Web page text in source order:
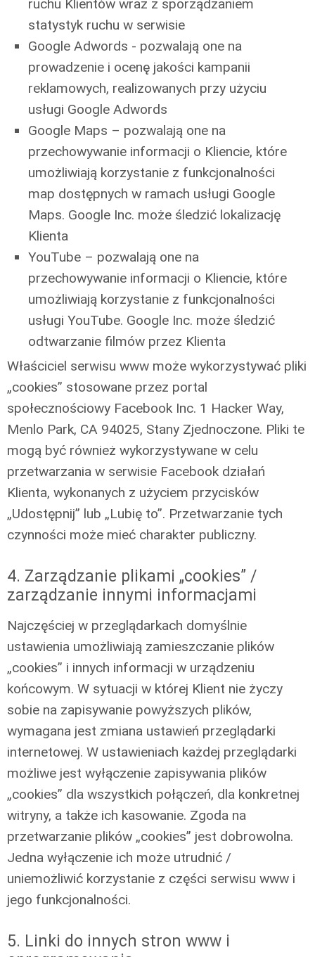
ruchu Klientów wraz z sporządzaniem
statystyk ruchu w serwisie
Google Adwords - pozwalają one na
prowadzenie i ocenę jakości kampanii
reklamowych, realizowanych przy użyciu
usługi Google Adwords
Google Maps – pozwalają one na
przechowywanie informacji o Kliencie, które
umożliwiają korzystanie z funkcjonalności
map dostępnych w ramach usługi Google
Maps. Google Inc. może śledzić lokalizację
Klienta
YouTube – pozwalają one na
przechowywanie informacji o Kliencie, które
umożliwiają korzystanie z funkcjonalności
usługi YouTube. Google Inc. może śledzić
odtwarzanie filmów przez Klienta
Właściciel serwisu www może wykorzystywać pliki
„cookies” stosowane przez portal
społecznościowy Facebook Inc. 1 Hacker Way,
Menlo Park, CA 94025, Stany Zjednoczone. Pliki te
mogą być również wykorzystywane w celu
przetwarzania w serwisie Facebook działań
Klienta, wykonanych z użyciem przycisków
„Udostępnij” lub „Lubię to”. Przetwarzanie tych
czynności może mieć charakter publiczny.
4. Zarządzanie plikami „cookies” /
zarządzanie innymi informacjami
Najczęściej w przeglądarkach domyślnie
ustawienia umożliwiają zamieszczanie plików
„cookies” i innych informacji w urządzeniu
końcowym. W sytuacji w której Klient nie życzy
sobie na zapisywanie powyższych plików,
wymagana jest zmiana ustawień przeglądarki
internetowej. W ustawieniach każdej przeglądarki
możliwe jest wyłączenie zapisywania plików
„cookies” dla wszystkich połączeń, dla konkretnej
witryny, a także ich kasowanie. Zgoda na
przetwarzanie plików „cookies” jest dobrowolna.
Jedna wyłączenie ich może utrudnić /
uniemożliwić korzystanie z części serwisu www i
jego funkcjonalności.
5. Linki do innych stron www i